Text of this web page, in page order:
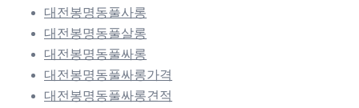
대전봉명동풀사롱
대전봉명동풀살롱
대전봉명동풀싸롱
대전봉명동풀싸롱가격
대전봉명동풀싸롱견적